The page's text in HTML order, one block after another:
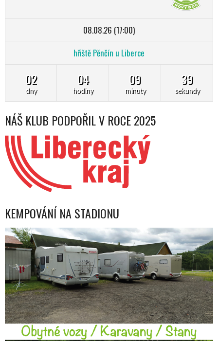
08.08.26 (17:00)
hřiště Pěnčín u Liberce
02
dny
04
hodiny
09
minuty
38
sekundy
NÁŠ KLUB PODPOŘIL V ROCE 2025
KEMPOVÁNÍ NA STADIONU